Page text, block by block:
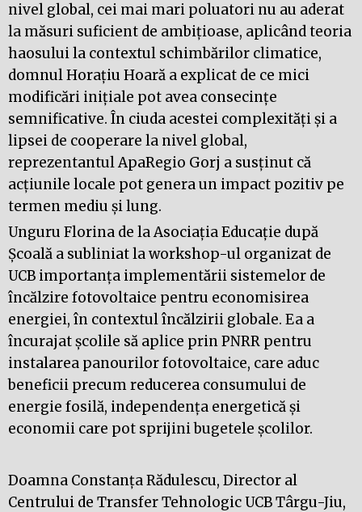
nivel global, cei mai mari poluatori nu au aderat
la măsuri suficient de ambițioase, aplicând teoria
haosului la contextul schimbărilor climatice,
domnul Horațiu Hoară a explicat de ce mici
modificări inițiale pot avea consecințe
semnificative. În ciuda acestei complexități și a
lipsei de cooperare la nivel global,
reprezentantul ApaRegio Gorj a susținut că
acțiunile locale pot genera un impact pozitiv pe
termen mediu și lung.
Unguru Florina de la Asociația Educație după
Școală a subliniat la workshop-ul organizat de
UCB importanța implementării sistemelor de
încălzire fotovoltaice pentru economisirea
energiei, în contextul încălzirii globale. Ea a
încurajat școlile să aplice prin PNRR pentru
instalarea panourilor fotovoltaice, care aduc
beneficii precum reducerea consumului de
energie fosilă, independența energetică și
economii care pot sprijini bugetele școlilor.
Doamna Constanța Rădulescu, Director al
Centrului de Transfer Tehnologic UCB Târgu-Jiu,